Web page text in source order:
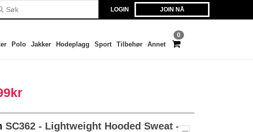
LOGIN JOIN NÅ
0
Polo Jakker Hodeplagg Sport Tilbehør Annet
SC362 - Lightweight Hooded Sweat -